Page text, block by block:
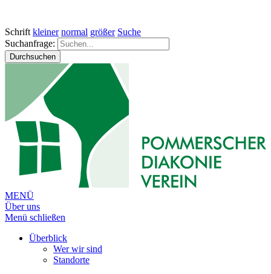
Schrift kleiner normal größer Suche
Suchanfrage:
Durchsuchen
MENÜ
Über uns
Menü schließen
Überblick
Wer wir sind
Standorte